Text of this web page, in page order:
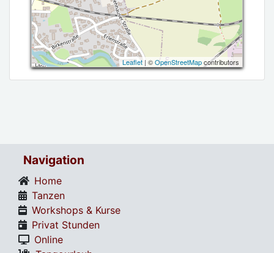
Leaflet| ©OpenStreetMapcontributors
Navigation
Home
Tanzen
Workshops & Kurse
Privat Stunden
Online